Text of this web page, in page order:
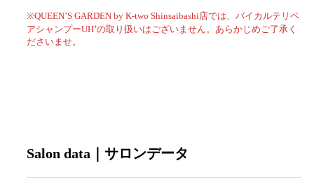
※QUEEN’S GARDEN by K-two Shinsaibashi店では、バイカルテリペ
アシャンプーUH⁺の取り扱いはございません。あらかじめご了承く
ださいませ。
Salon data｜サロンデータ